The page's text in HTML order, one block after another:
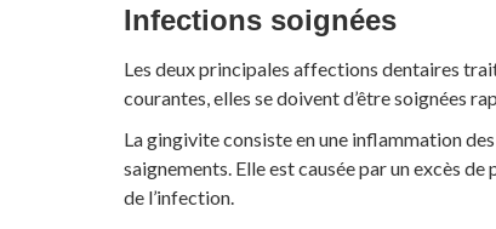
Infections soignées
Les deux principales affections dentaires
courantes, elles se doivent d’être soignées
La gingivite consiste en une inflammation
saignements. Elle est causée par un excès
de l’infection.